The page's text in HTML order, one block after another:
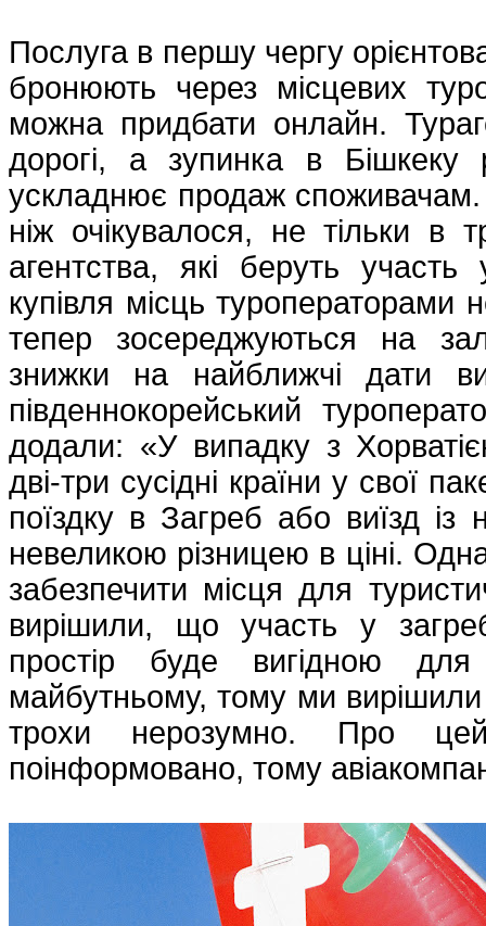
Послуга в першу чергу
бронюють через місцевих
можна придбати онлайн.
дорогі, а зупинка в Бішкеку
ускладнює продаж
ніж очікувалося, не тільки в
агентства, які беруть
купівля місць туроператорами
тепер зосереджуються на
знижки на найближчі дати
південнокорейський
додали: «У випадку з
дві-три сусідні країни у свої
поїздку в Загреб або виїзд із
невеликою різницею в ціні.
забезпечити місця для
вирішили, що участь у
простір буде вигідною
майбутньому, тому ми
трохи нерозумно. Про
поінформовано, тому